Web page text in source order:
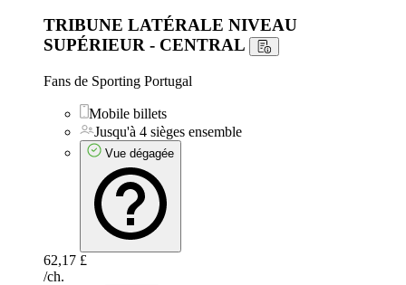
TRIBUNE LATÉRALE NIVEAU
SUPÉRIEUR - CENTRAL
Fans de Sporting Portugal
Mobile billets
Jusqu'à 4 sièges ensemble
Vue dégagée
62,17 £
/ch.